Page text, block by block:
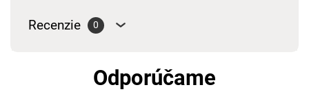
Recenzie 0
Odporúčame